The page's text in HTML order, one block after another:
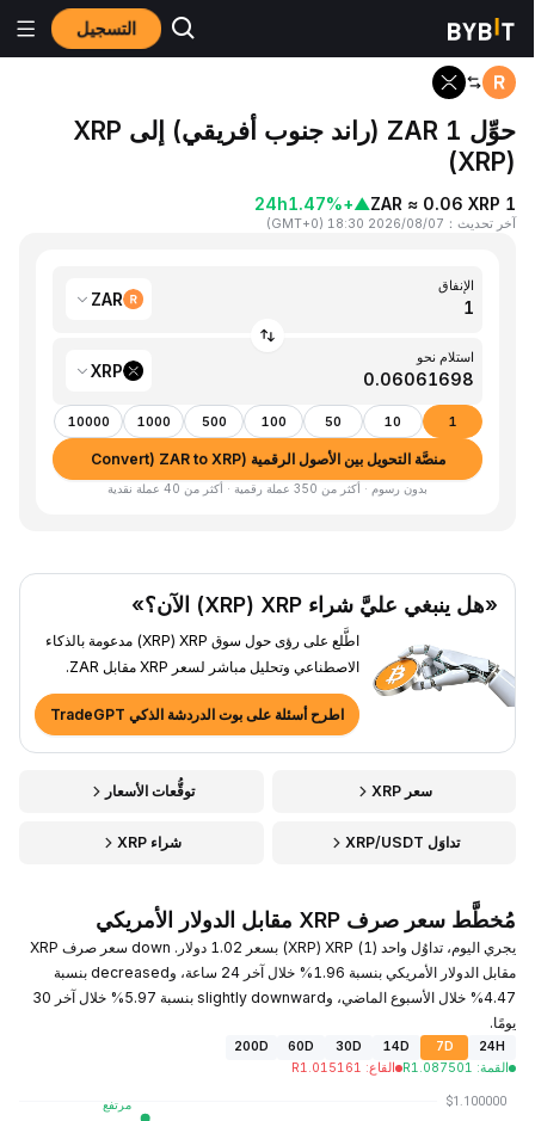
التسجيل المنزٍل ZAR to XRP
حوِّل 1 ZAR (راند جنوب أفريقي) إلى XRP
(XRP)
1 ZAR ≈ 0.06 XRP
▲
+1.47%
24h
آخر تحديث：
2026/08/07 18:30
(
GMT+0
)
الإنفاق
ZAR
استلام نحو
XRP
1
10
50
100
500
1000
10000
منصَّة التحويل بين الأصول الرقمية (Convert) ZAR to XRP
بدون رسوم · أكثر من 350 عملة رقمية · أكثر من 40 عملة نقدية
«هل ينبغي عليَّ شراء XRP ‏(XRP) الآن؟»
اطَّلع على رؤى حول سوق XRP ‏(XRP) مدعومة بالذكاء
الاصطناعي وتحليل مباشر لسعر XRP مقابل ZAR.
اطرح أسئلة على بوت الدردشة الذكي TradeGPT
سعر XRP توقُّعات الأسعار
تداوَل XRP/USDT شراء XRP
مُخطَّط سعر صرف XRP مقابل الدولار الأمريكي
يجري اليوم، تداوُل واحد (1) XRP ‏(XRP) بسعر 1.02 دولار. down سعر صرف XRP
مقابل الدولار الأمريكي بنسبة 1.96% خلال آخر 24 ساعة، وdecreased بنسبة
4.47% خلال الأسبوع الماضي، وslightly downward بنسبة 5.97% خلال آخر 30
يومًا.
24H
7D
14D
30D
60D
200D
القمة:
R1.087501 القاع:
R1.015161